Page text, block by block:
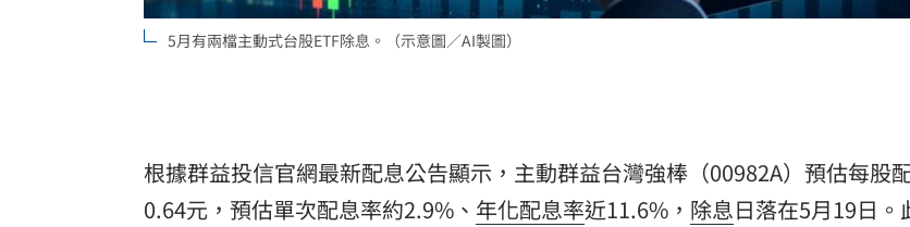
5月有兩檔主動式台股ETF除息。（示意圖／AI製圖）
根據群益投信官網最新配息公告顯示，主動群益台灣強棒（00982A）預估每股
0.64元，預估單次配息率約2.9%、 年化配息率近11.6%， 除息日落在5月19日